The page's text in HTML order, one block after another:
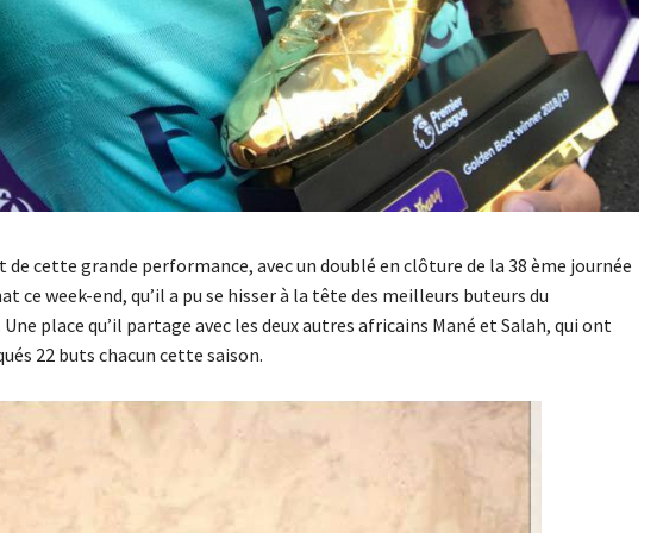
de cette grande performance, avec un doublé en clôture de la 38 ème journée
ce week-end, qu’il a pu se hisser à la tête des meilleurs buteurs du
place qu’il partage avec les deux autres africains Mané et Salah, qui ont
22 buts chacun cette saison.